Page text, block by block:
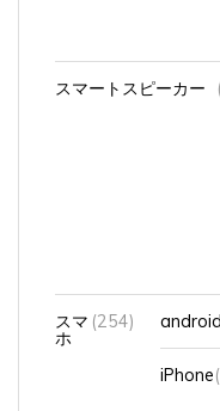
スマートスピーカー
ホ
(254) android
iPhone